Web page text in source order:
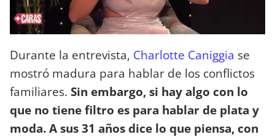
Durante la entrevista, Charlotte Caniggia se
mostró madura para hablar de los conflictos
familiares. Sin embargo, si hay algo con lo
que no tiene filtro es para hablar de plata y
moda. A sus 31 años dice lo que piensa, con